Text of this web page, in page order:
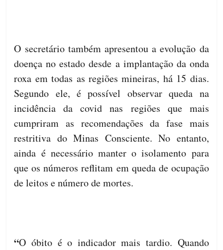
O secretário também apresentou a evolução da
doença no estado desde a implantação da onda
roxa em todas as regiões mineiras, há 15 dias.
Segundo ele, é possível observar queda na
incidência da covid nas regiões que mais
cumpriram as recomendações da fase mais
restritiva do Minas Consciente. No entanto,
ainda é necessário manter o isolamento para
que os números reflitam em queda de ocupação
de leitos e número de mortes.
“O óbito é o indicador mais tardio. Quando